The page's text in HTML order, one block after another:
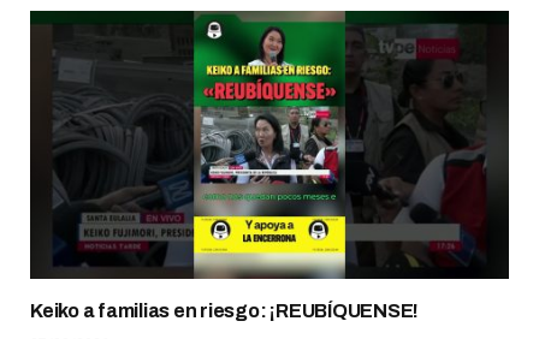
Keiko a familias en riesgo: ¡REUBÍQUENSE!